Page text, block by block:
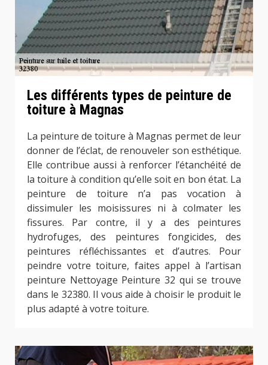
Les différents types de peinture de
toiture à Magnas
La peinture de toiture à Magnas permet de leur
donner de l’éclat, de renouveler son esthétique.
Elle contribue aussi à renforcer l’étanchéité de
la toiture à condition qu’elle soit en bon état. La
peinture de toiture n’a pas vocation à
dissimuler les moisissures ni à colmater les
fissures. Par contre, il y a des peintures
hydrofuges, des peintures fongicides, des
peintures réfléchissantes et d’autres. Pour
peindre votre toiture, faites appel à l’artisan
peinture Nettoyage Peinture 32 qui se trouve
dans le 32380. Il vous aide à choisir le produit le
plus adapté à votre toiture.